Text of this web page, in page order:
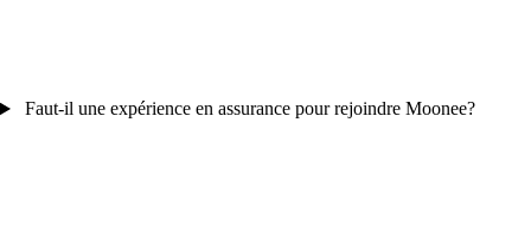
Faut-il une expérience en assurance pour rejoindre Moonee?